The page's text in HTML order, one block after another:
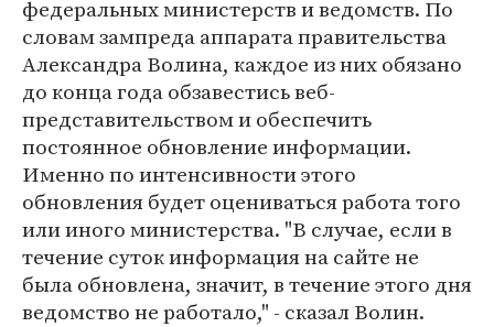
федеральных министерств и ведомств. По
словам зампреда аппарата правительства
Александра Волина, каждое из них обязано
до конца года обзавестись веб-
представительством и обеспечить
постоянное обновление информации.
Именно по интенсивности этого
обновления будет оцениваться работа того
или иного министерства. "В случае, если в
течение суток информация на сайте не
была обновлена, значит, в течение этого дня
ведомство не работало," - сказал Волин.